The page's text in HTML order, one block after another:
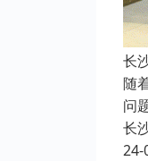
长
随
问
长
24-